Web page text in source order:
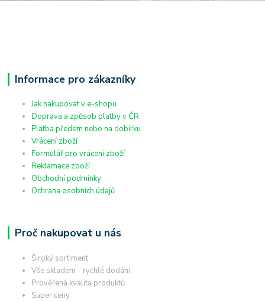
Informace pro zákazníky
Jak nakupovat v e-shopu
Doprava a způsob platby v ČR
Platba předem nebo na dobírku
Vrácení zboží
Formulář pro vrácení zboží
Reklamace zboží
Obchodní podmínky
Ochrana osobních údajů
Proč nakupovat u nás
Široký sortiment
Vše skladem - rychlé dodání
Prověřená kvalita produktů
Super ceny